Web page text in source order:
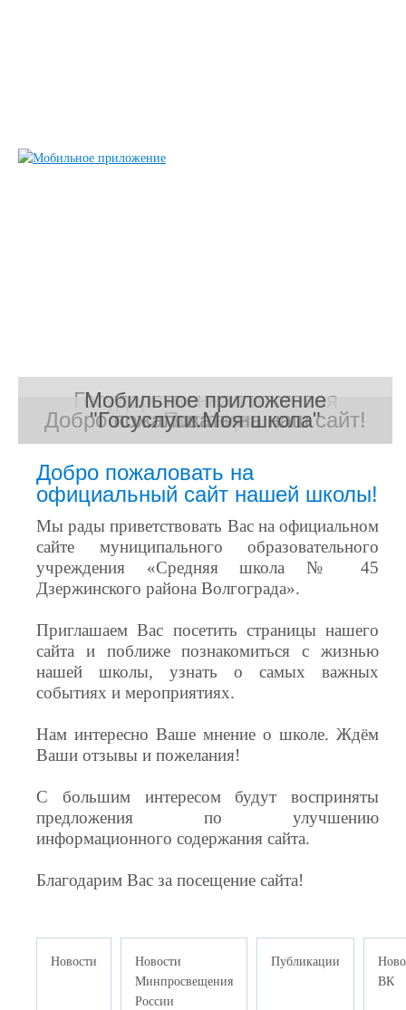
Школа полного дня
Государственная итоговая
аттестация
Питание
Добро пожаловать на наш сайт!
Мобильное приложение
"Госуслуги.Моя школа"
Добро пожаловать на
официальный сайт нашей школы!
Мы рады приветствовать Вас на официальном
сайте муниципального образовательного
учреждения «Средняя школа № 45
Дзержинского района Волгограда».
Приглашаем Вас посетить страницы нашего
сайта и поближе познакомиться с жизнью
нашей школы, узнать о самых важных
событиях и мероприятиях.
Нам интересно Ваше мнение о школе. Ждём
Ваши отзывы и пожелания!
С большим интересом будут восприняты
предложения по улучшению
информационного содержания сайта.
Благодарим Вас за посещение сайта!
Новости
Новости
Минпросвещения
России
Публикации
ВК